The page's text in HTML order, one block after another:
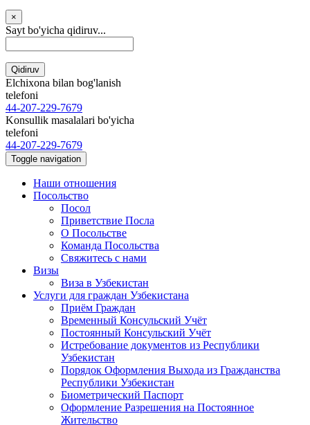
×
Sayt bo'yicha qidiruv...
Qidiruv
Elchixona bilan bog'lanish
telefoni
44-207-229-7679
Konsullik masalalari bo'yicha
telefoni
44-207-229-7679
Toggle navigation
Наши отношения
Посольство
Посол
Приветствие Посла
О Посольстве
Команда Посольства
Свяжитесь с нами
Визы
Виза в Узбекистан
Услуги для граждан Узбекистана
Приём Граждан
Временный Консульский Учёт
Постоянный Консульский Учёт
Истребование документов из Республики
Узбекистан
Порядок Оформления Выхода из Гражданства
Республики Узбекистан
Биометрический Паспорт
Оформление Разрешения на Постоянное
Жительство